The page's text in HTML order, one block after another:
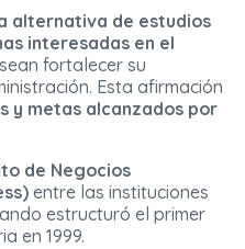
alternativa de estudios
interesadas en el
fortalecer su
Esta afirmación
y metas alcanzados por
de Negocios
entre las instituciones
estructuró el primer
en 1999.